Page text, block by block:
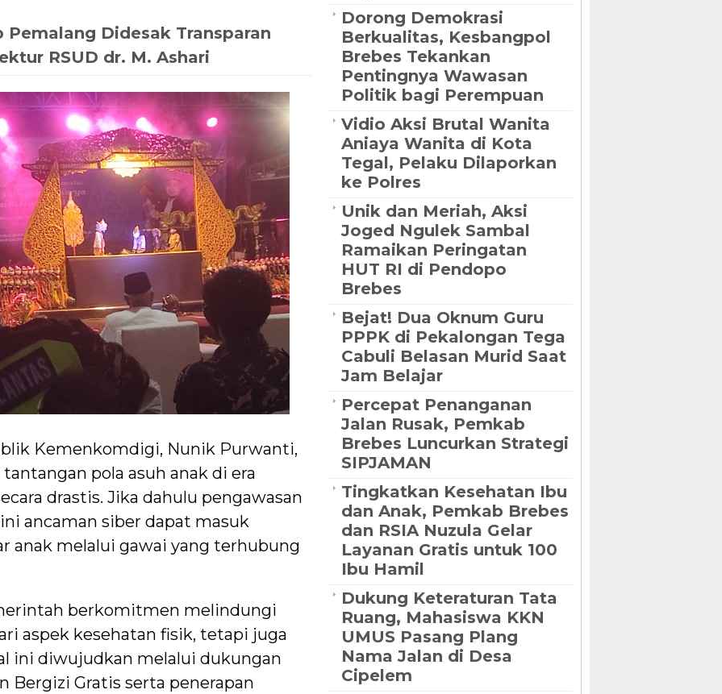
Pemalang Didesak Transparan
RSUD dr. M. Ashari
Kemenkomdigi, Nunik Purwanti,
pola asuh anak di era
drastis. Jika dahulu pengawasan
ancaman siber dapat masuk
anak melalui gawai yang terhubung
berkomitmen melindungi
aspek kesehatan fisik, tetapi juga
ini diwujudkan melalui dukungan
Bergizi Gratis serta penerapan
Dorong Demokrasi
Berkualitas, Kesbangpol
Brebes Tekankan
Pentingnya Wawasan
Politik bagi Perempuan
Vidio Aksi Brutal Wanita
Aniaya Wanita di Kota
Tegal, Pelaku Dilaporkan
ke Polres
Unik dan Meriah, Aksi
Joged Ngulek Sambal
Ramaikan Peringatan
HUT RI di Pendopo
Brebes
Bejat! Dua Oknum Guru
PPPK di Pekalongan Tega
Cabuli Belasan Murid Saat
Jam Belajar
Percepat Penanganan
Jalan Rusak, Pemkab
Brebes Luncurkan Strategi
SIPJAMAN
Tingkatkan Kesehatan Ibu
dan Anak, Pemkab Brebes
dan RSIA Nuzula Gelar
Layanan Gratis untuk 100
Ibu Hamil
Dukung Keteraturan Tata
Ruang, Mahasiswa KKN
UMUS Pasang Plang
Nama Jalan di Desa
Cipelem